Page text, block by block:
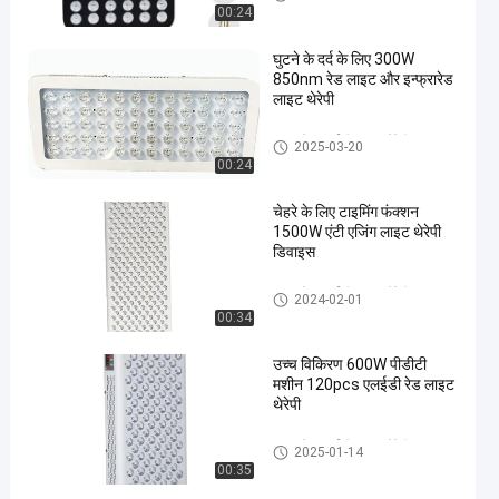
00:24
00:24
घुटने के दर्द के लिए 300W
850nm रेड लाइट और इन्फ्रारेड
लाइट थेरेपी
इन्फ्रारेड एलईडी लाइट थेरेपी
2025-03-20
00:34
चेहरे के लिए टाइमिंग फंक्शन
1500W एंटी एजिंग लाइट थेरेपी
डिवाइस
इन्फ्रारेड एलईडी लाइट थेरेपी
2024-02-01
00:35
उच्च विकिरण 600W पीडीटी
मशीन 120pcs एलईडी रेड लाइट
थेरेपी
इन्फ्रारेड एलईडी लाइट थेरेपी
2025-01-14